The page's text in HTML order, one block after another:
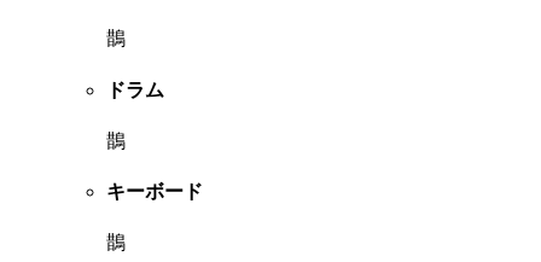
鵲
ドラム
鵲
キーボード
鵲